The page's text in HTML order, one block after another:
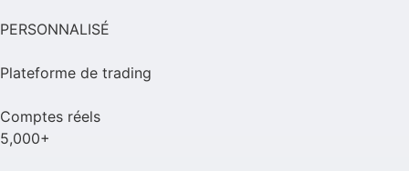
PERSONNALISÉ
Plateforme de trading
Comptes réels
5,000+